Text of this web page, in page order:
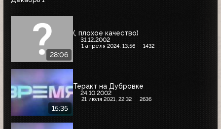
28:06
(, плохое качество)
31.12.2002
1 апреля 2024, 13:56 1432
15:35
Теракт на Дубровке
24.10.2002
21 июля 2021, 22:32 2636